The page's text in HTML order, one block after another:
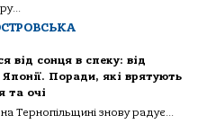
від сонця в спеку: від
Поради, які врятують
та очі
Тернопільщині знову радує...